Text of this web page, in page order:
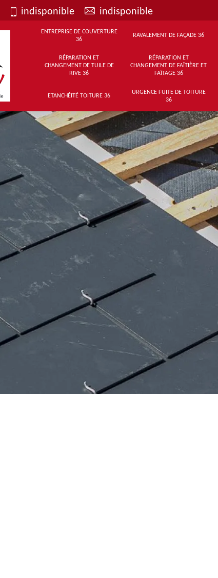
indisponible indisponible
ENTREPRISE DE COUVERTURE
36
RAVALEMENT DE FAÇADE 36
RÉPARATION ET
CHANGEMENT DE TUILE DE
RIVE 36
RÉPARATION ET
CHANGEMENT DE FAÎTIÈRE ET
FAÎTAGE 36
ETANCHÉITÉ TOITURE 36
URGENCE FUITE DE TOITURE
36